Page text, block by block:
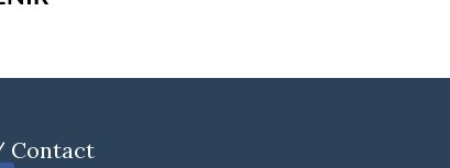
Contact